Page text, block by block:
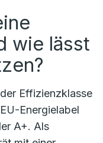
wie lässt
Effizienzklasse
Energielabel
A+. Als